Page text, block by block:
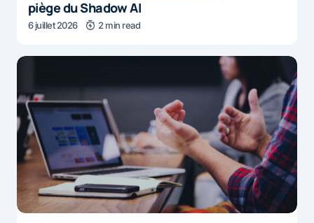
piège du Shadow AI
6 juillet 2026 2 min read